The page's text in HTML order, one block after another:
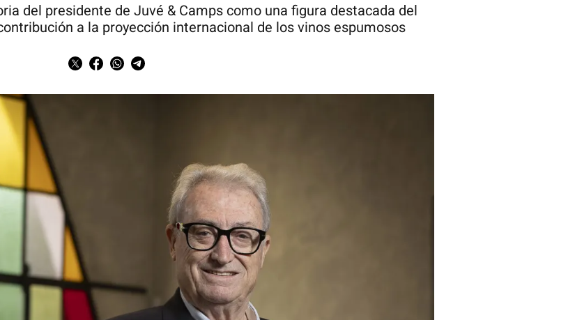
del presidente de Juvé & Camps como una figura destacada del
a la proyección internacional de los vinos espumosos